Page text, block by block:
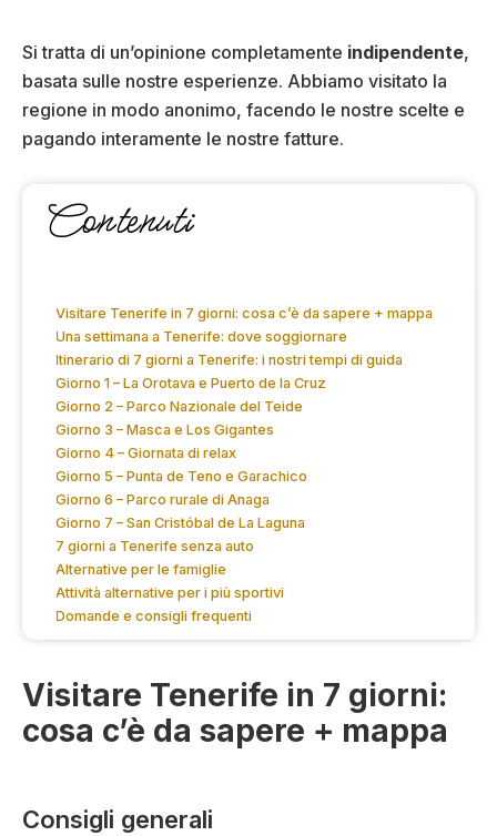
Si tratta di un’opinione completamente indipendente,
basata sulle nostre esperienze. Abbiamo visitato la
regione in modo anonimo, facendo le nostre scelte e
pagando interamente le nostre fatture.
Contenuti
Visitare Tenerife in 7 giorni: cosa c’è da sapere + mappa
Una settimana a Tenerife: dove soggiornare
Itinerario di 7 giorni a Tenerife: i nostri tempi di guida
Giorno 1 – La Orotava e Puerto de la Cruz
Giorno 2 – Parco Nazionale del Teide
Giorno 3 – Masca e Los Gigantes
Giorno 4 – Giornata di relax
Giorno 5 – Punta de Teno e Garachico
Giorno 6 – Parco rurale di Anaga
Giorno 7 – San Cristóbal de La Laguna
7 giorni a Tenerife senza auto
Alternative per le famiglie
Attività alternative per i più sportivi
Domande e consigli frequenti
Visitare Tenerife in 7 giorni:
cosa c’è da sapere + mappa
Consigli generali